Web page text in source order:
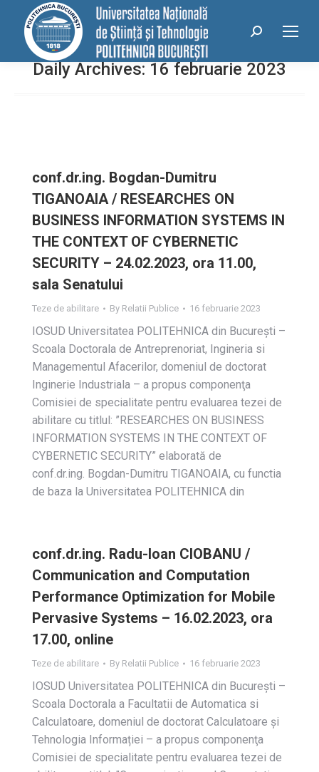
conținut
Search:
Daily Archives: 16 februarie 2023
conf.dr.ing. Bogdan-Dumitru
TIGANOAIA / RESEARCHES ON
BUSINESS INFORMATION SYSTEMS IN
THE CONTEXT OF CYBERNETIC
SECURITY – 24.02.2023, ora 11.00,
sala Senatului
Teze de abilitare By Relatii Publice 16 februarie 2023
IOSUD Universitatea POLITEHNICA din Bucureşti –
Scoala Doctorala de Antreprenoriat, Ingineria si
Managementul Afacerilor, domeniul de doctorat
Inginerie Industriala – a propus componenţa
Comisiei de specialitate pentru evaluarea tezei de
abilitare cu titlul: ”RESEARCHES ON BUSINESS
INFORMATION SYSTEMS IN THE CONTEXT OF
CYBERNETIC SECURITY” elaborată de
conf.dr.ing. Bogdan-Dumitru TIGANOAIA, cu functia
de baza la Universitatea POLITEHNICA din
conf.dr.ing. Radu-Ioan CIOBANU /
Communication and Computation
Performance Optimization for Mobile
Pervasive Systems – 16.02.2023, ora
17.00, online
Teze de abilitare By Relatii Publice 16 februarie 2023
IOSUD Universitatea POLITEHNICA din Bucureşti –
Scoala Doctorala a Facultatii de Automatica si
Calculatoare, domeniul de doctorat Calculatoare și
Tehnologia Informației – a propus componenţa
Comisiei de specialitate pentru evaluarea tezei de